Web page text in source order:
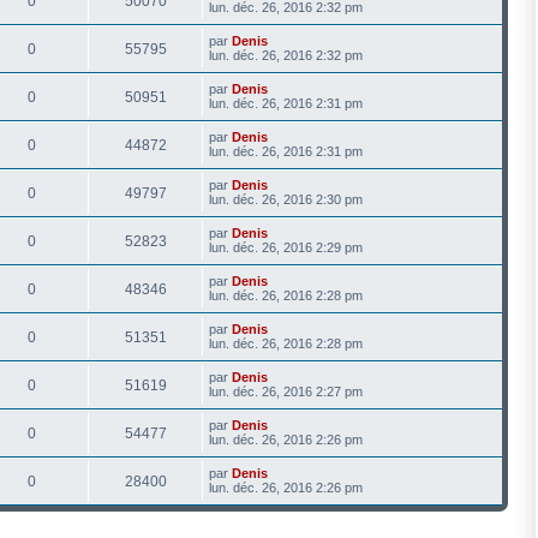
lun. déc. 26, 2016 2:32 pm
0 55795 par Denis
lun. déc. 26, 2016 2:32 pm
0 50951 par Denis
lun. déc. 26, 2016 2:31 pm
0 44872 par Denis
lun. déc. 26, 2016 2:31 pm
0 49797 par Denis
lun. déc. 26, 2016 2:30 pm
0 52823 par Denis
lun. déc. 26, 2016 2:29 pm
0 48346 par Denis
lun. déc. 26, 2016 2:28 pm
0 51351 par Denis
lun. déc. 26, 2016 2:28 pm
0 51619 par Denis
lun. déc. 26, 2016 2:27 pm
0 54477 par Denis
lun. déc. 26, 2016 2:26 pm
0 28400 par Denis
lun. déc. 26, 2016 2:26 pm